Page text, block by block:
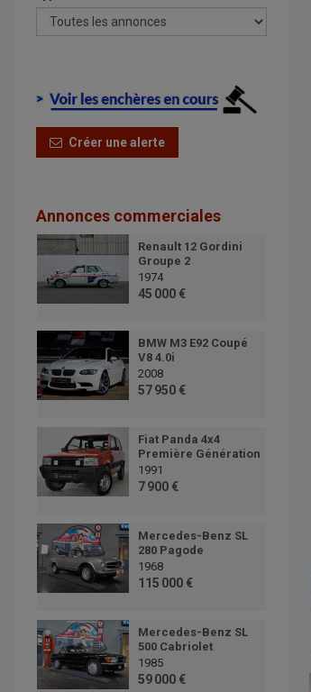
Créer une alerte
Annonces commerciales
Renault 12 Gordini
Groupe 2
1974
45 000 €
BMW M3 E92 Coupé
V8 4.0i
2008
57 950 €
Fiat Panda 4x4
Première Génération
1991
7 900 €
Mercedes-Benz SL
280 Pagode
1968
115 000 €
Mercedes-Benz SL
500 Cabriolet
1985
59 000 €